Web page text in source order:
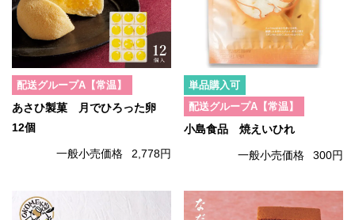
配送グループA【常温】
あさひ製菓 月でひろった卵
12個
一般小売価格 2,778円
単品購入可
配送グループA【常温】
小島食品 焼えいひれ
一般小売価格 300円